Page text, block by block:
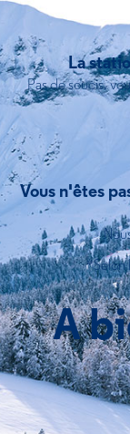
La
Pas de soucis,
Vous n'êtes
*Selon
A